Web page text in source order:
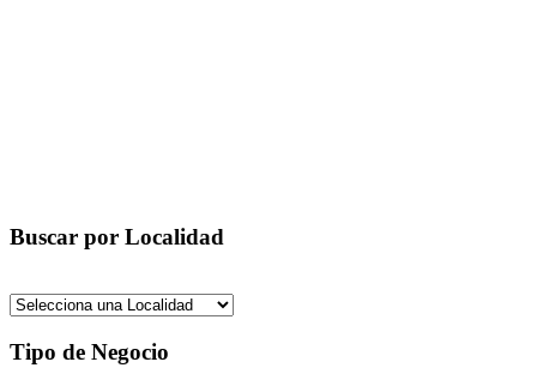
Buscar por Localidad
Tipo de Negocio